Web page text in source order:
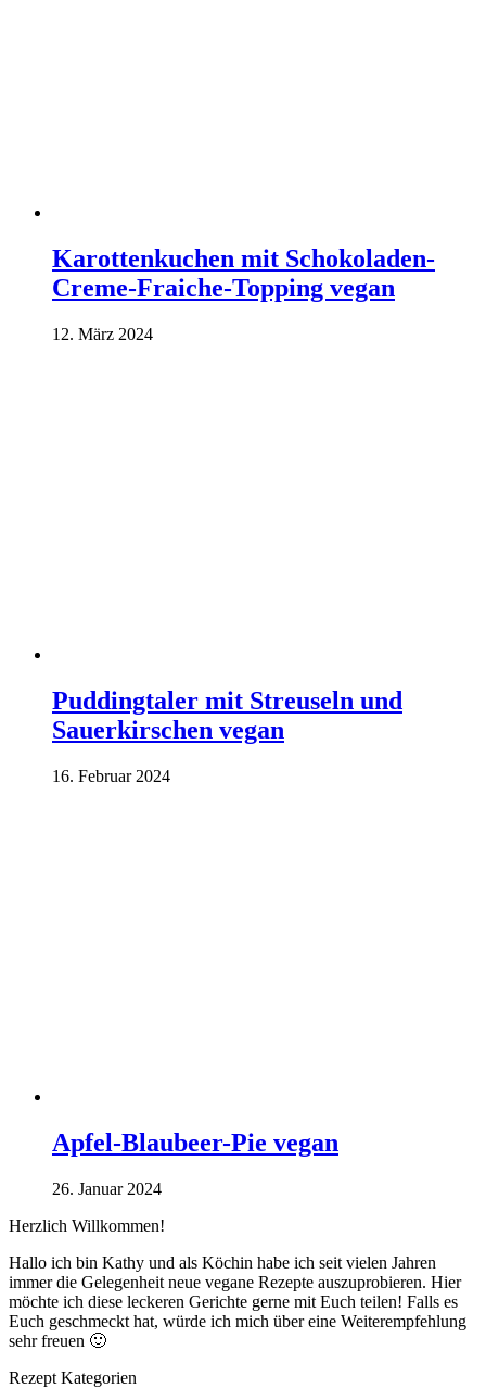
Karottenkuchen mit Schokoladen-
Creme-Fraiche-Topping vegan
12. März 2024
Puddingtaler mit Streuseln und
Sauerkirschen vegan
16. Februar 2024
Apfel-Blaubeer-Pie vegan
26. Januar 2024
Herzlich Willkommen!
Hallo ich bin Kathy und als Köchin habe ich seit vielen Jahren
immer die Gelegenheit neue vegane Rezepte auszuprobieren. Hier
möchte ich diese leckeren Gerichte gerne mit Euch teilen! Falls es
Euch geschmeckt hat, würde ich mich über eine Weiterempfehlung
sehr freuen 🙂
Rezept Kategorien